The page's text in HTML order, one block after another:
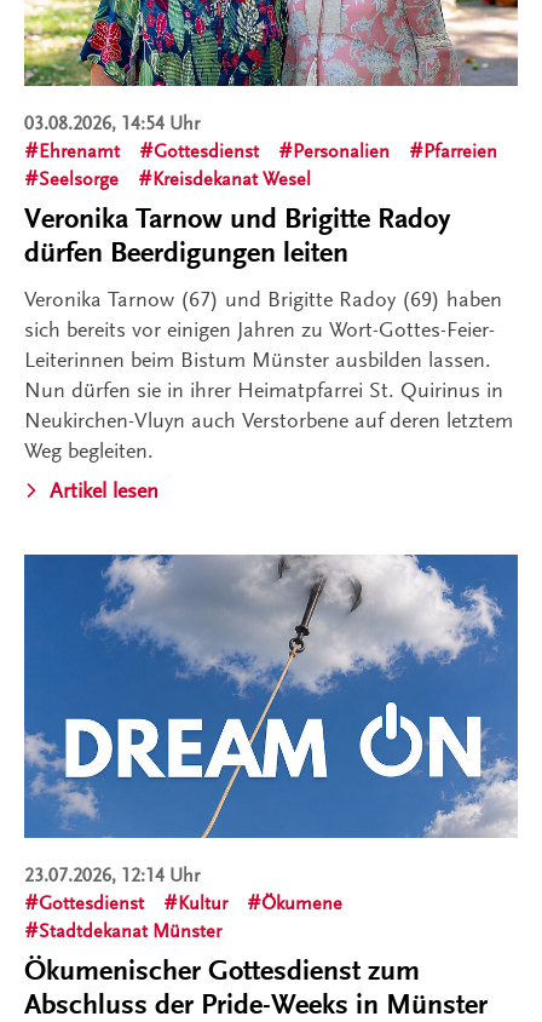
03.08.2026, 14:54 Uhr
Ehrenamt
Gottesdienst Personalien
Pfarreien
Seelsorge
Kreisdekanat Wesel
Veronika Tarnow und Brigitte Radoy
dürfen Beerdigungen leiten
Veronika Tarnow (67) und Brigitte Radoy (69) haben
sich bereits vor einigen Jahren zu Wort-Gottes-Feier-
Leiterinnen beim Bistum Münster ausbilden lassen.
Nun dürfen sie in ihrer Heimatpfarrei St. Quirinus in
Neukirchen-Vluyn auch Verstorbene auf deren letztem
Weg begleiten.
Artikel lesen
23.07.2026, 12:14 Uhr
Gottesdienst
Kultur
Ökumene
Stadtdekanat Münster
Ökumenischer Gottesdienst zum
Abschluss der Pride-Weeks in Münster